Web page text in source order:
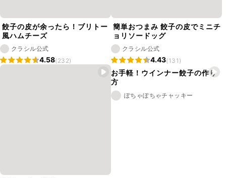
餃子の皮が余ったら！ブリトー
風ハムチーズ
クラシル公式
4.58(232)
簡単おつまみ 餃子の皮でミニチ
ョリソードッグ
クラシル公式
4.43(131)
お手軽！ウインナー餃子の作り
方
ぽちゃぽちゃチャッキー